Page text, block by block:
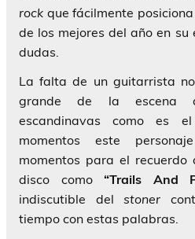
rock que fácilmente
de los mejores del año en
dudas.
La falta de un guitarrista
grande de la escena
escandinavas como es
momentos este
momentos para el recuerdo
disco como“Trails And
indiscutible del stoner
tiempo con estas palabras.